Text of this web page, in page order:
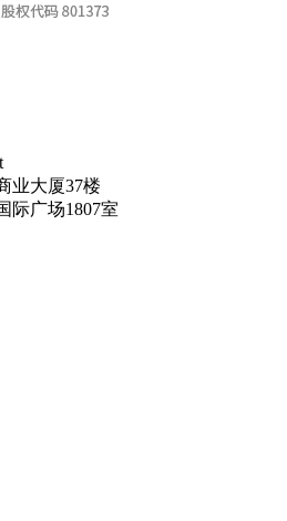
业大厦37楼
际广场1807室